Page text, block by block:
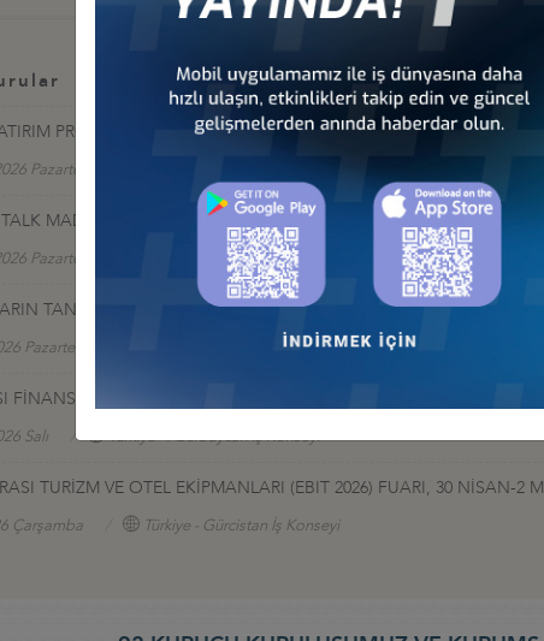
PROJELERİ HK.
Pazartesi Türkiye - Gürcistan İş Konseyi
MADEN SAHASI GELİŞTİRME İHALESİ HK
Pazartesi Türkiye - Afganistan İş Konseyi
TANITIM SERGİSİ, 17-20 HAZİRAN 2026, BAKÜ
Pazartesi Türkiye - Azerbaycan İş Konseyi
FİNANS VE BANKACILIK ZİRVESİ 2026: TÜRK DEVLETLERİNİN
Salı Türkiye - Azerbaycan İş Konseyi
TURİZM VE OTEL EKİPMANLARI (EBIT 2026) FUARI, 30 NİSAN-2
Çarşamba Türkiye - Gürcistan İş Konseyi